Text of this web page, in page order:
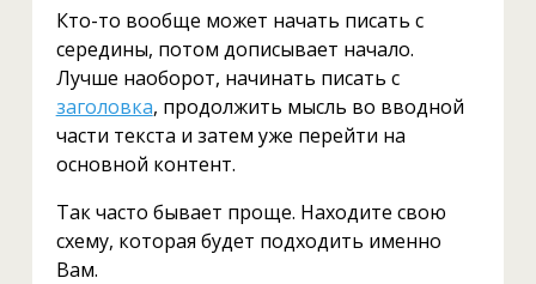
Кто-то вообще может начать писать с
середины, потом дописывает начало.
Лучше наоборот, начинать писать с
заголовка, продолжить мысль во вводной
части текста и затем уже перейти на
основной контент.
Так часто бывает проще. Находите свою
схему, которая будет подходить именно
Вам.